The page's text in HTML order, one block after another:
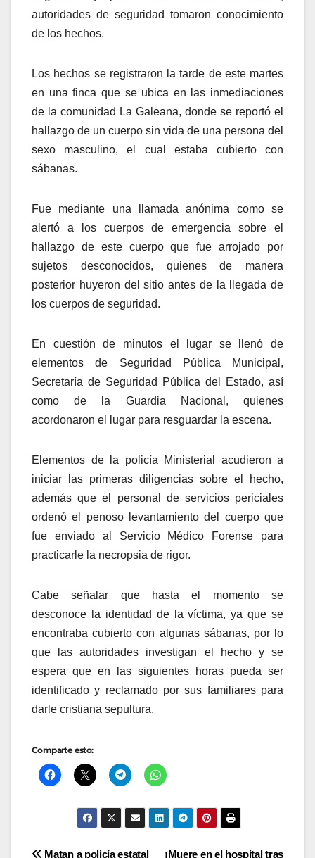
autoridades de seguridad tomaron conocimiento
de los hechos.
Los hechos se registraron la tarde de este martes
en una finca que se ubica en las inmediaciones
de la comunidad La Galeana, donde se reportó el
hallazgo de un cuerpo sin vida de una persona del
sexo masculino, el cual estaba cubierto con
sábanas.
Fue mediante una llamada anónima como se
alertó a los cuerpos de emergencia sobre el
hallazgo de este cuerpo que fue arrojado por
sujetos desconocidos, quienes de manera
posterior huyeron del sitio antes de la llegada de
los cuerpos de seguridad.
En cuestión de minutos el lugar se llenó de
elementos de Seguridad Pública Municipal,
Secretaría de Seguridad Pública del Estado, así
como de la Guardia Nacional, quienes
acordonaron el lugar para resguardar la escena.
Elementos de la policía Ministerial acudieron a
iniciar las primeras diligencias sobre el hecho,
además que el personal de servicios periciales
ordenó el penoso levantamiento del cuerpo que
fue enviado al Servicio Médico Forense para
practicarle la necropsia de rigor.
Cabe señalar que hasta el momento se
desconoce la identidad de la víctima, ya que se
encontraba cubierto con algunas sábanas, por lo
que las autoridades investigan el hecho y se
espera que en las siguientes horas pueda ser
identificado y reclamado por sus familiares para
darle cristiana sepultura.
Comparte esto:
¡Muere en el hospital tras
Matan a policía estatal